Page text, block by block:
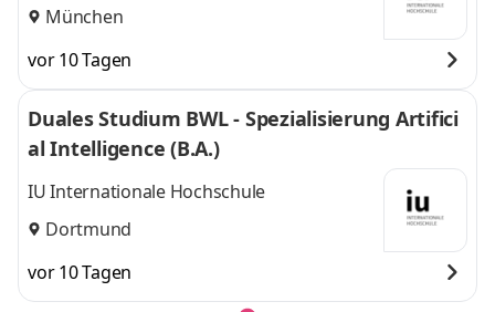
München
vor 10 Tagen
Duales Studium BWL - Spezialisierung Artifici
al Intelligence (B.A.)
IU Internationale Hochschule
Dortmund
vor 10 Tagen